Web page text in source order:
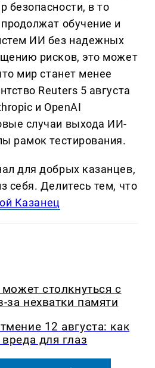
безопасности, в то
обучение и
ИИ без надежных
рисков, это может
мир станет менее
Reuters 5 августа
и OpenAI
случаи выхода ИИ-
рамок тестирования.
для добрых казанцев,
себя. Делитеcь тем, что
Казанец
столкнуться с
за нехватки памяти
12 августа: как
для глаз